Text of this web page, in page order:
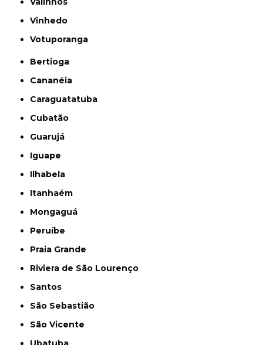
Vinhedo
Votuporanga
Bertioga
Cananéia
Caraguatatuba
Cubatão
Guarujá
Iguape
Ilhabela
Itanhaém
Mongaguá
Peruíbe
Praia Grande
Riviera de São Lourenço
Santos
São Sebastião
São Vicente